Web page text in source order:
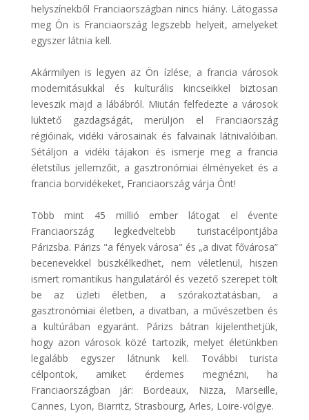
helyszínekből Franciaországban nincs hiány. Látogassa
meg Ön is Franciaország legszebb helyeit, amelyeket
egyszer látnia kell.
Akármilyen is legyen az Ön ízlése, a francia városok
modernitásukkal és kulturális kincseikkel biztosan
leveszik majd a lábábról. Miután felfedezte a városok
lüktető gazdagságát, merüljön el Franciaország
régióinak, vidéki városainak és falvainak látnivalóiban.
Sétáljon a vidéki tájakon és ismerje meg a francia
életstílus jellemzőit, a gasztronómiai élményeket és a
francia borvidékeket, Franciaország várja Önt!
Több mint 45 millió ember látogat el évente
Franciaország legkedveltebb turistacélpontjába
Párizsba. Párizs "a fények városa" és „a divat fővárosa”
becenevekkel büszkélkedhet, nem véletlenül, hiszen
ismert romantikus hangulatáról és vezető szerepet tölt
be az üzleti életben, a szórakoztatásban, a
gasztronómiai életben, a divatban, a művészetben és
a kultúrában egyaránt. Párizs bátran kijelenthetjük,
hogy azon városok közé tartozik, melyet életünkben
legalább egyszer látnunk kell. További turista
célpontok, amiket érdemes megnézni, ha
Franciaországban jár: Bordeaux, Nizza, Marseille,
Cannes, Lyon, Biarritz, Strasbourg, Arles, Loire-völgye.